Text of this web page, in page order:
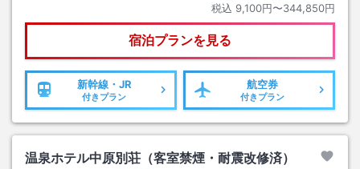
税込 9,100円〜344,850円
宿泊プランを見る
新幹線・JR
付きプラン
航空券
付きプラン
温泉ホテル中原別荘（客室禁煙・耐震改修済）